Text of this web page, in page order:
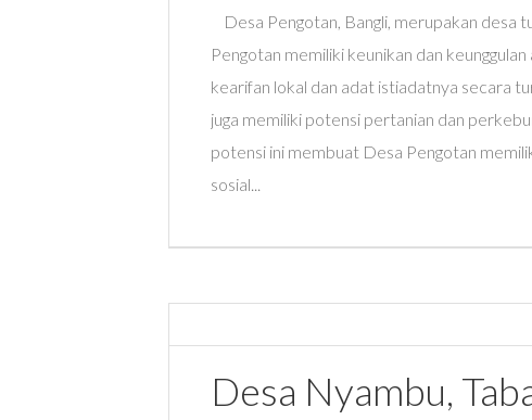
Desa Pengotan, Bangli, merupakan desa
Pengotan memiliki keunikan dan
kearifan lokal dan adat istiadatnya secara
juga memiliki potensi pertanian dan
potensi ini membuat Desa Pengotan
sosial...
Desa Nyambu,